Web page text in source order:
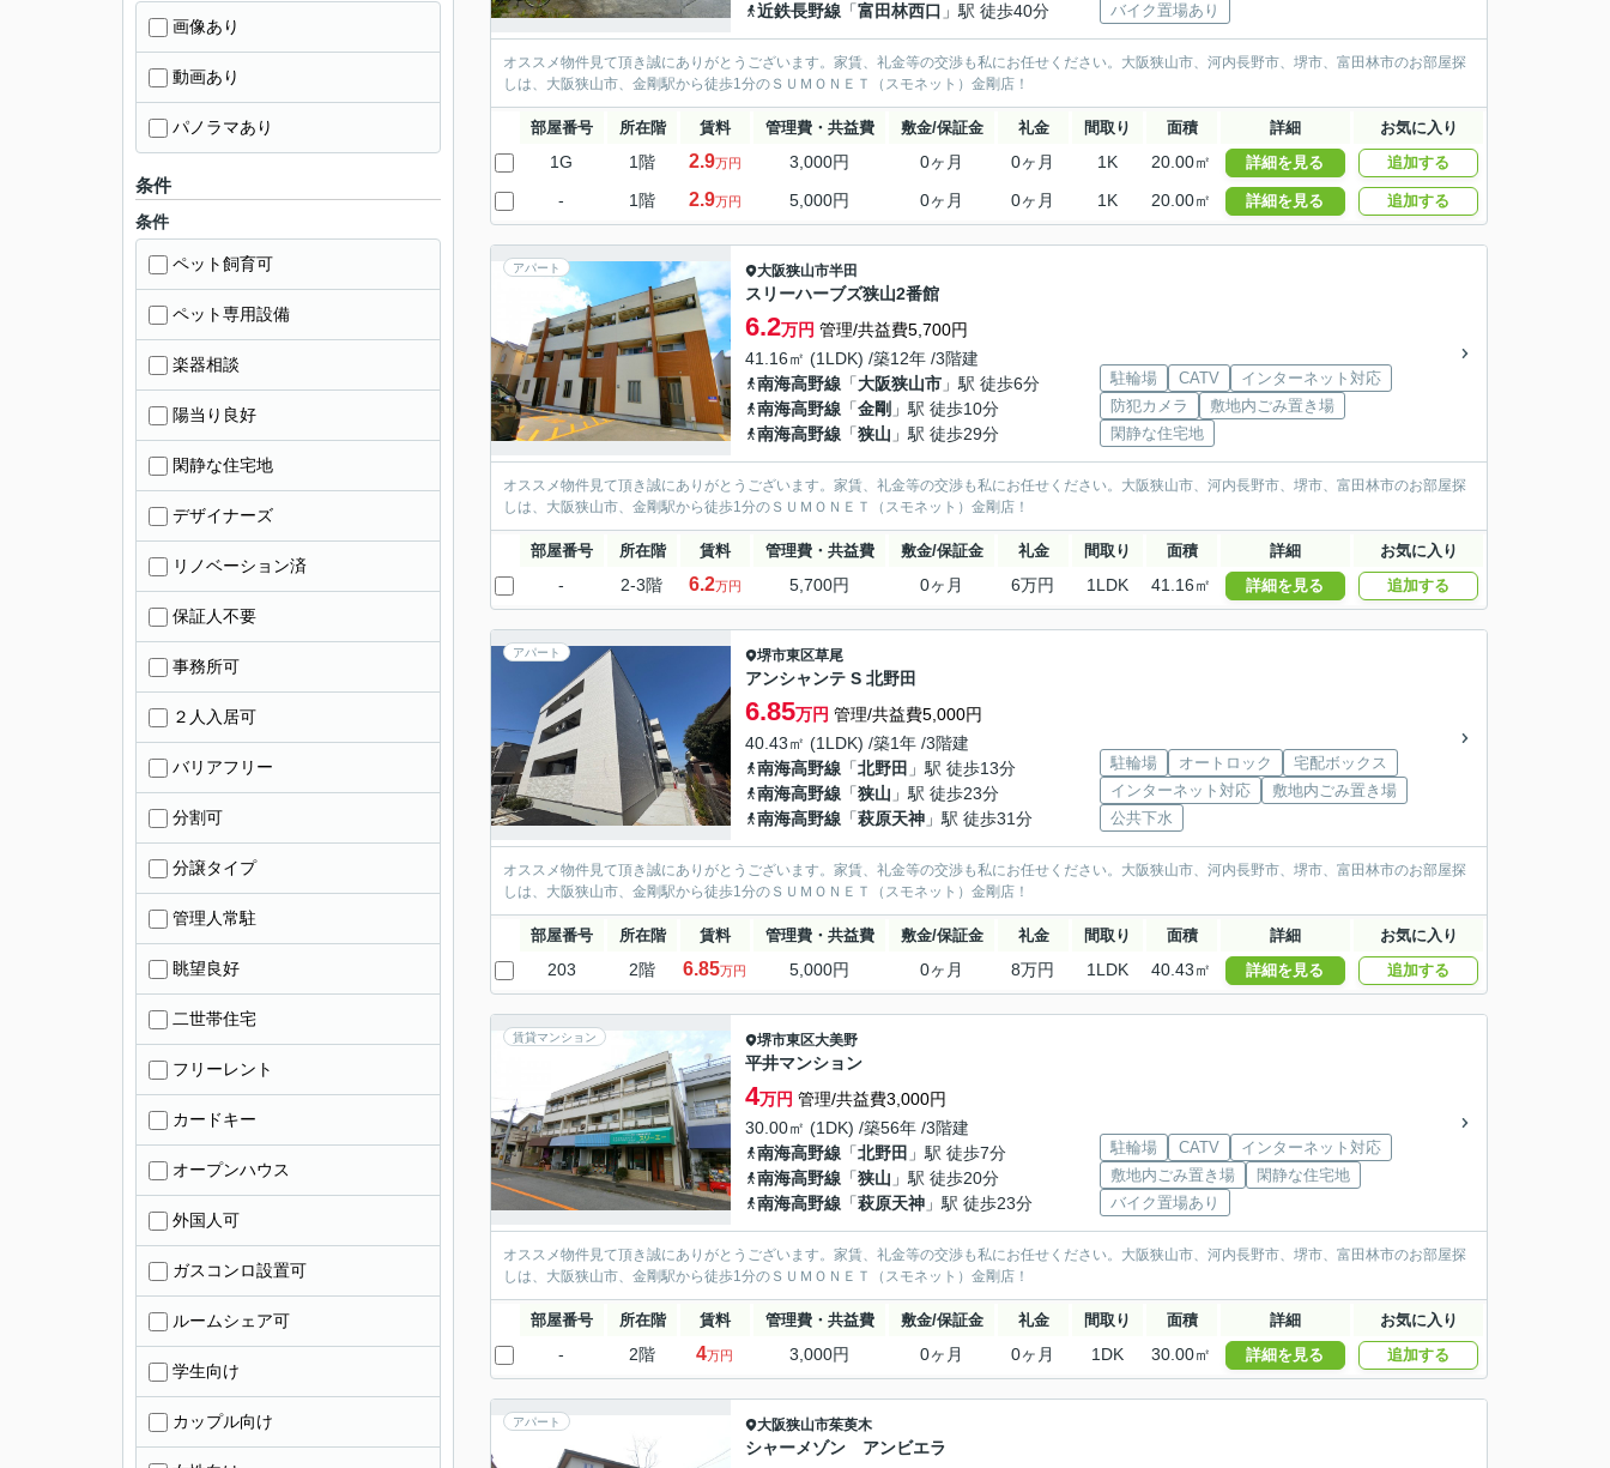
近鉄長野線 「富田林西口 」駅 徒歩40分
バイク置場あり
オススメ物件見て頂き誠にありがとうございます。家賃、礼金等の交渉も私にお任せください。大阪狭山市、河内長野市、堺市、富田林市のお部屋探
しは、大阪狭山市、金剛駅から徒歩1分のＳＵＭＯＮＥＴ（スモネット）金剛店！
部屋番号 所在階 賃料 管理費・共益費 敷金/保証金 礼金 間取り 面積 詳細 お気に入り
1G 1階 2.9万円 3,000円 0ヶ月 0ヶ月 1K 20.00㎡ 詳細を見る 追加する
- 1階 2.9万円 5,000円 0ヶ月 0ヶ月 1K 20.00㎡ 詳細を見る 追加する
アパート 大阪狭山市半田
スリーハーブズ狭山2番館
6.2万円 管理/共益費5,700円
41.16㎡ (1LDK) /築12年 /3階建
南海高野線 「大阪狭山市 」駅 徒歩6分
南海高野線 「金剛 」駅 徒歩10分
南海高野線 「狭山 」駅 徒歩29分
駐輪場 CATV
インターネット対応
防犯カメラ
敷地内ごみ置き場
閑静な住宅地
オススメ物件見て頂き誠にありがとうございます。家賃、礼金等の交渉も私にお任せください。大阪狭山市、河内長野市、堺市、富田林市のお部屋探
しは、大阪狭山市、金剛駅から徒歩1分のＳＵＭＯＮＥＴ（スモネット）金剛店！
部屋番号 所在階 賃料 管理費・共益費 敷金/保証金 礼金 間取り 面積 詳細 お気に入り
- 2-3階 6.2万円 5,700円 0ヶ月 6万円 1LDK 41.16㎡ 詳細を見る 追加する
アパート 堺市東区草尾
アンシャンテ S 北野田
6.85万円 管理/共益費5,000円
40.43㎡ (1LDK) /築1年 /3階建
南海高野線 「北野田 」駅 徒歩13分
南海高野線 「狭山 」駅 徒歩23分
南海高野線 「萩原天神 」駅 徒歩31分
駐輪場 オートロック
宅配ボックス
インターネット対応
敷地内ごみ置き場
公共下水
オススメ物件見て頂き誠にありがとうございます。家賃、礼金等の交渉も私にお任せください。大阪狭山市、河内長野市、堺市、富田林市のお部屋探
しは、大阪狭山市、金剛駅から徒歩1分のＳＵＭＯＮＥＴ（スモネット）金剛店！
部屋番号 所在階 賃料 管理費・共益費 敷金/保証金 礼金 間取り 面積 詳細 お気に入り
203 2階 6.85万円 5,000円 0ヶ月 8万円 1LDK 40.43㎡ 詳細を見る 追加する
賃貸マンション 堺市東区大美野
平井マンション
4万円 管理/共益費3,000円
30.00㎡ (1DK) /築56年 /3階建
南海高野線 「北野田 」駅 徒歩7分
南海高野線 「狭山 」駅 徒歩20分
南海高野線 「萩原天神 」駅 徒歩23分
駐輪場 CATV
インターネット対応
敷地内ごみ置き場
閑静な住宅地
バイク置場あり
オススメ物件見て頂き誠にありがとうございます。家賃、礼金等の交渉も私にお任せください。大阪狭山市、河内長野市、堺市、富田林市のお部屋探
しは、大阪狭山市、金剛駅から徒歩1分のＳＵＭＯＮＥＴ（スモネット）金剛店！
部屋番号 所在階 賃料 管理費・共益費 敷金/保証金 礼金 間取り 面積 詳細 お気に入り
- 2階 4万円 3,000円 0ヶ月 0ヶ月 1DK 30.00㎡ 詳細を見る 追加する
アパート 大阪狭山市茱萸木
シャーメゾン アンビエラ
画像あり
動画あり
パノラマあり
条件
条件
ペット飼育可
ペット専用設備
楽器相談
陽当り良好
閑静な住宅地
デザイナーズ
リノベーション済
保証人不要
事務所可
２人入居可
バリアフリー
分割可
分譲タイプ
管理人常駐
眺望良好
二世帯住宅
フリーレント
カードキー
オープンハウス
外国人可
ガスコンロ設置可
ルームシェア可
学生向け
カップル向け